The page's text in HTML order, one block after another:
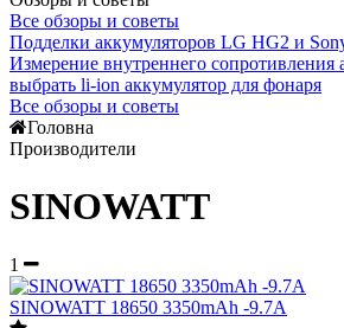
Все обзоры и советы
Подделки аккумуляторов LG HG2 и
Измерение внутреннего сопротивления
выбрать li-ion аккумулятор для фонаря
Все обзоры и советы
Головна
Производители
SINOWATT
1
SINOWATT 18650 3350mAh -9.7A